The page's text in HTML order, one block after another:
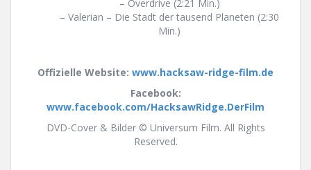
– Overdrive (2:21 Min.)
– Valerian – Die Stadt der tausend Planeten (2:30
Min.)
Offizielle Website: www.hacksaw-ridge-film.de
Facebook:
www.facebook.com/HacksawRidge.DerFilm
DVD-Cover & Bilder © Universum Film. All Rights
Reserved.